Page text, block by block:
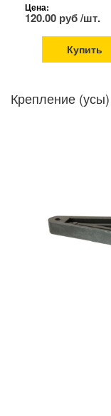
Цена:
120.00 руб /шт.
Купить
Крепление